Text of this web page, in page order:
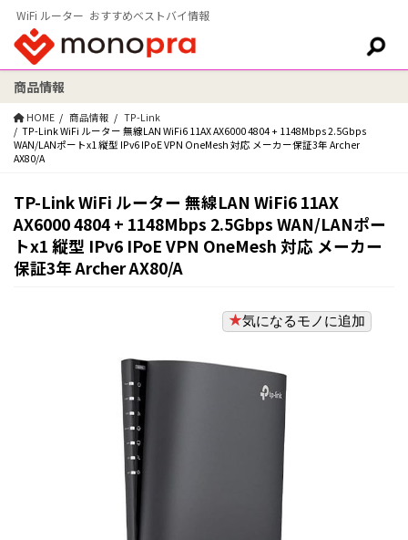
WiFi ルーター おすすめベストバイ情報
検索:
商品情報
HOME 商品情報
TP-Link
TP-Link WiFi ルーター 無線LAN WiFi6 11AX AX6000 4804 + 1148Mbps 2.5Gbps
WAN/LANポートx1 縦型 IPv6 IPoE VPN OneMesh 対応 メーカー保証3年 Archer
AX80/A
TP-Link WiFi ルーター 無線LAN WiFi6 11AX
AX6000 4804 + 1148Mbps 2.5Gbps WAN/LANポー
トx1 縦型 IPv6 IPoE VPN OneMesh 対応 メーカー
保証3年 Archer AX80/A
気になるモノに追加